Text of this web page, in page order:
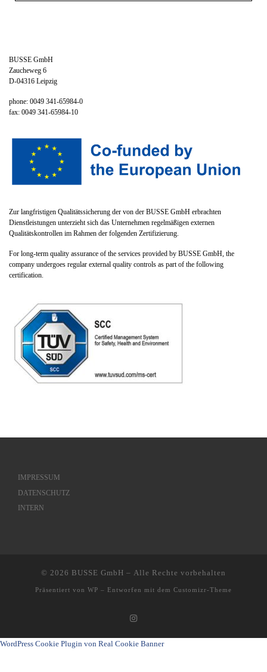
BUSSE GmbH
Zaucheweg 6
D-04316 Leipzig
phone: 0049 341-65984-0
fax: 0049 341-65984-10
Zur langfristigen Qualitätssicherung der von der BUSSE GmbH erbrachten
Dienstleistungen unterzieht sich das Unternehmen regelmäßigen externen
Qualitätskontrollen im Rahmen der folgenden Zertifizierung.
For long-term quality assurance of the services provided by BUSSE GmbH, the
company undergoes regular external quality controls as part of the following
certification.
IMPRESSUM
DATENSCHUTZ
INTERN
© 2026 BUSSE GmbH – Alle Rechte vorbehalten
Präsentiert von WP – Entworfen mit dem Customizr-Theme
WordPress Cookie Plugin von Real Cookie Banner